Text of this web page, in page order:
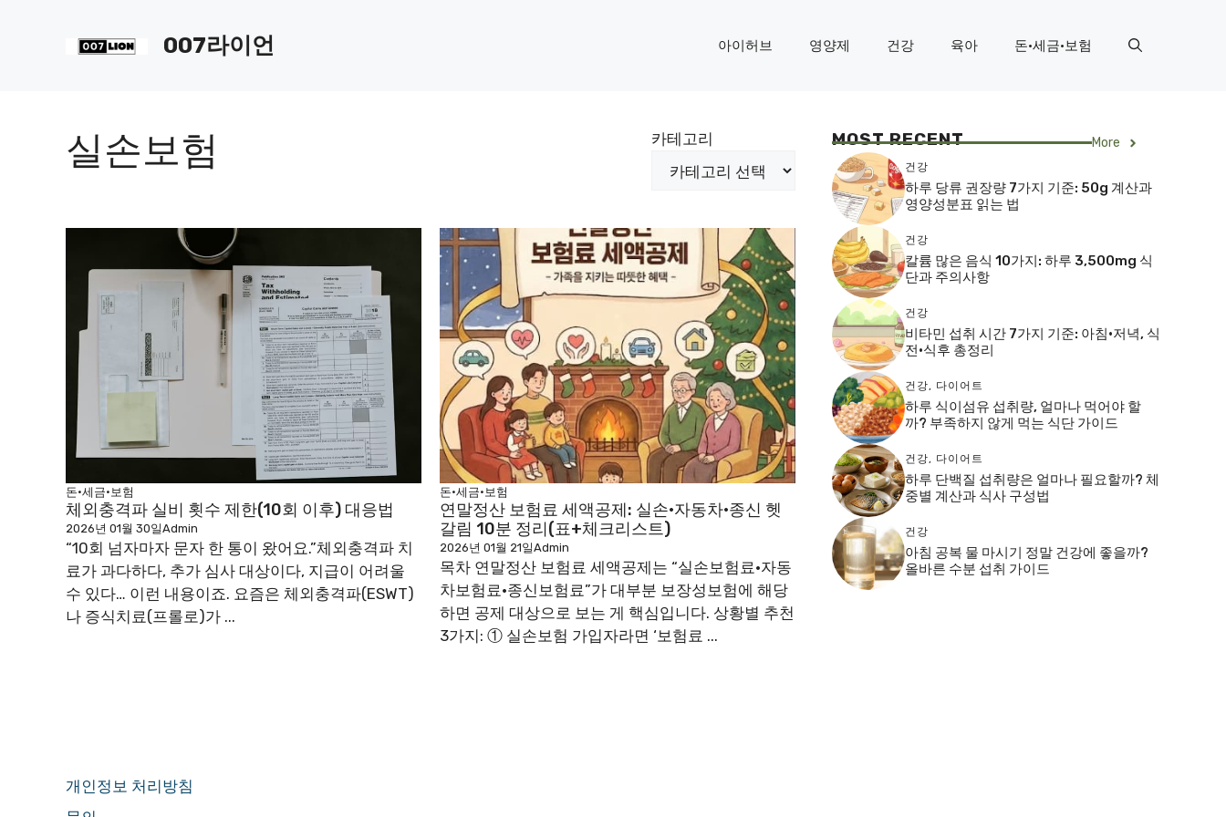
007라이언 아이허브 영양제 건강 육아 돈·세금·보험
실손보험 카테고리
돈·세금·보험
체외충격파 실비 횟수 제한(10회 이후) 대응법
2026년 01월 30일Admin
“10회 넘자마자 문자 한 통이 왔어요.”체외충격파 치
료가 과다하다, 추가 심사 대상이다, 지급이 어려울
수 있다… 이런 내용이죠. 요즘은 체외충격파(ESWT)
나 증식치료(프롤로)가 ...
돈·세금·보험
연말정산 보험료 세액공제: 실손·자동차·종신 헷
갈림 10분 정리(표+체크리스트)
2026년 01월 21일Admin
목차 연말정산 보험료 세액공제는 “실손보험료·자동
차보험료·종신보험료”가 대부분 보장성보험에 해당
하면 공제 대상으로 보는 게 핵심입니다. 상황별 추천
3가지: ① 실손보험 가입자라면 ‘보험료 ...
MOST RECENT More
건강
하루 당류 권장량 7가지 기준: 50g 계산과
영양성분표 읽는 법
건강
칼륨 많은 음식 10가지: 하루 3,500mg 식
단과 주의사항
건강
비타민 섭취 시간 7가지 기준: 아침·저녁, 식
전·식후 총정리
건강, 다이어트
하루 식이섬유 섭취량, 얼마나 먹어야 할
까? 부족하지 않게 먹는 식단 가이드
건강, 다이어트
하루 단백질 섭취량은 얼마나 필요할까? 체
중별 계산과 식사 구성법
건강
아침 공복 물 마시기 정말 건강에 좋을까?
올바른 수분 섭취 가이드
개인정보 처리방침